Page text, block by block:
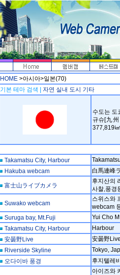
HOME>아시아>일본(70)
기본 테마 검색 |
자연 실내 도시 기타
수도는 도
규슈[九
377,819
Takamatsu City, Harbour
Hakuba webcam
白馬連峰
富士山ライブカメラ
후지산의
사찰,풍경
Suwako webcam
스위스와
webcam
Suruga bay, Mt.Fuji
Yui Cho
Takamatsu City, Harbour
Harbour
安曇野Live
安曇野
Riverside Skyline
Tokyo,
오다이바 풍경
후지텔레
아이즈와